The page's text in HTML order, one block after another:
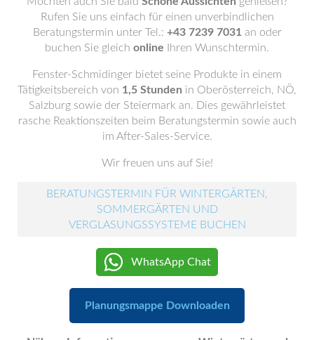
Rufen Sie uns einfach für einen unverbindlichen
Beratungstermin unter Tel.: +43 7239 7031 an oder
buchen Sie gleich online Ihren Wunschtermin.
Fenster-Schmidinger bietet seine Produkte in einem
Tätigkeitsbereich von 1,5 Stunden in Oberösterreich, NÖ,
Salzburg sowie der Steiermark an. Dies gewährleistet
rasche Reaktionszeiten beim Beratungstermin sowie auch
im After-Sales-Service.
Wir freuen uns auf Sie!
BERATUNGSTERMIN FÜR WINTERGÄRTEN,
SOMMERGÄRTEN UND
VERGLASUNGSSYSTEME BUCHEN
WhatsApp Chat
Planungsmappe Downloaden